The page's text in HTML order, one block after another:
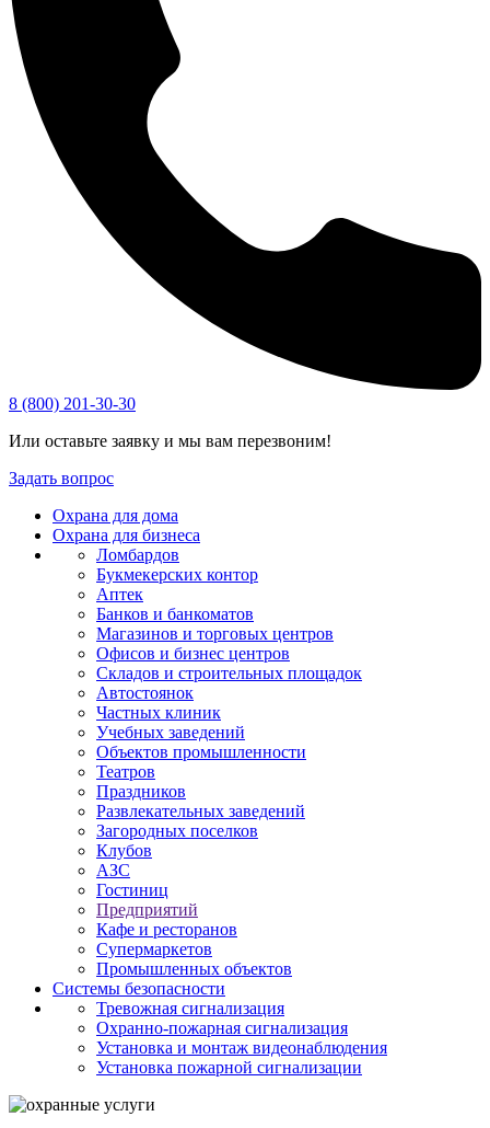
8 (800) 201-30-30
Или оставьте заявку и мы вам перезвоним!
Задать вопрос
Охрана для дома
Охрана для бизнеса
Ломбардов
Букмекерских контор
Аптек
Банков и банкоматов
Магазинов и торговых центров
Офисов и бизнес центров
Складов и строительных площадок
Автостоянок
Частных клиник
Учебных заведений
Объектов промышленности
Театров
Праздников
Развлекательных заведений
Загородных поселков
Клубов
АЗС
Гостиниц
Предприятий
Кафе и ресторанов
Супермаркетов
Промышленных объектов
Системы безопасности
Тревожная сигнализация
Охранно-пожарная сигнализация
Установка и монтаж видеонаблюдения
Установка пожарной сигнализации